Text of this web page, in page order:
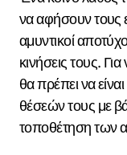
να αφήσουν τους
αμυντικοί
κινήσεις τους.
θα πρέπει να
θέσεών τους με
τοποθέτηση των